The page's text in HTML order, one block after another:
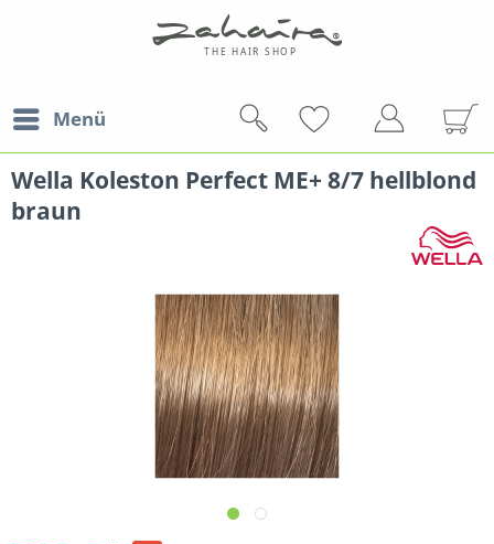
Menü
Wella Koleston Perfect ME+ 8/7 hellblond
braun